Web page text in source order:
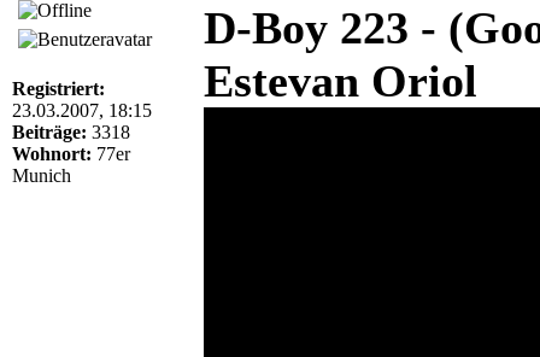
Registriert:
23.03.2007, 18:15
Beiträge: 3318
Wohnort: 77er
Munich
D-Boy 223 -
Estevan Oriol